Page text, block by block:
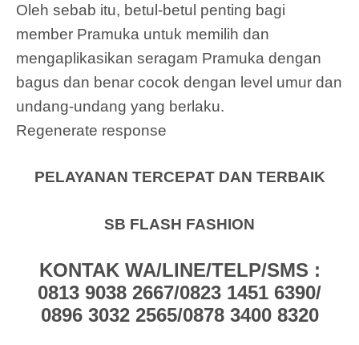
Oleh sebab itu, betul-betul penting bagi
member Pramuka untuk memilih dan
mengaplikasikan seragam Pramuka dengan
bagus dan benar cocok dengan level umur dan
undang-undang yang berlaku.
Regenerate response
PELAYANAN TERCEPAT DAN TERBAIK
SB FLASH FASHION
KONTAK WA/LINE/TELP/SMS :
0813 9038 2667/0823 1451 6390/
0896 3032 2565/0878 3400 8320